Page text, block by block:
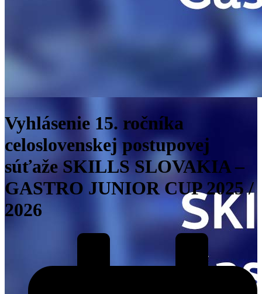
Vyhlásenie 15. ročníka
celoslovenskej postupovej
súťaže SKILLS SLOVAKIA –
GASTRO JUNIOR CUP 2025 /
2026